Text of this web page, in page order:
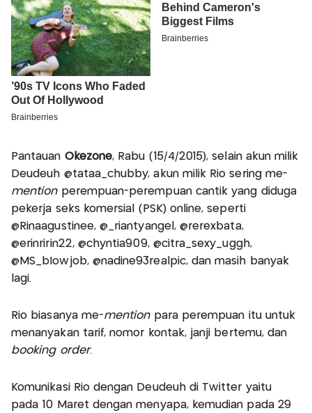
Pantauan Okezone, Rabu (15/4/2015), selain akun milik
Deudeuh @tataa_chubby, akun milik Rio sering me-
mention perempuan-perempuan cantik yang diduga
pekerja seks komersial (PSK) online, seperti
@Rinaagustinee, @_riantyangel, @rerexbata,
@erinririn22, @chyntia909, @citra_sexy_uggh,
@MS_bIowjob, @nadine93realpic, dan masih banyak
lagi.
Rio biasanya me-mentionpara perempuan itu untuk
menanyakan tarif, nomor kontak, janji bertemu, dan
booking order.
Komunikasi Rio dengan Deudeuh di Twitter yaitu
pada 10 Maret dengan menyapa, kemudian pada 29